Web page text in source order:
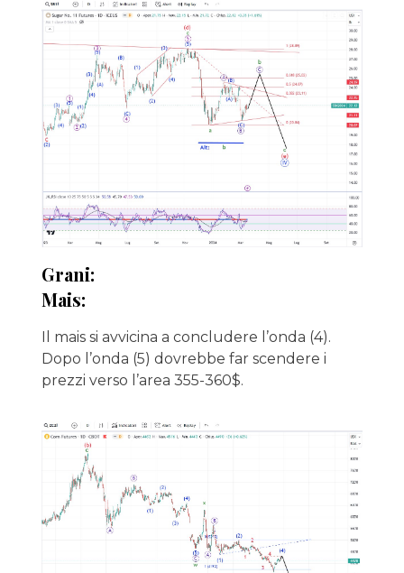
Grani:
Mais:
Il mais si avvicina a concludere l’onda (4).
Dopo l’onda (5) dovrebbe far scendere i
prezzi verso l’area 355-360$.